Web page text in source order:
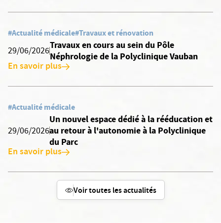
#Actualité médicale#Travaux et rénovation
29/06/2026
Travaux en cours au sein du Pôle
Néphrologie de la Polyclinique Vauban
En savoir plus
#Actualité médicale
29/06/2026
Un nouvel espace dédié à la rééducation et
au retour à l'autonomie à la Polyclinique
du Parc
En savoir plus
Voir toutes les actualités